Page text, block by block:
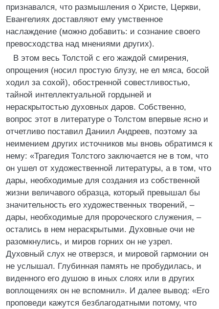
признавался, что размышления о Христе, Церкви,
Евангелиях доставляют ему умственное
наслаждение (можно добавить: и сознание своего
превосходства над мнениями других).
В этом весь Толстой с его жаждой смирения,
опрощения (носил простую блузу, не ел мяса, босой
ходил за сохой), обостренной совестливостью,
тайной интеллектуальной гордыней и
нераскрытостью духовных даров. Собственно,
вопрос этот в литературе о Толстом впервые ясно и
отчетливо поставил Даниил Андреев, поэтому за
неимением других источников мы вновь обратимся к
нему: «Трагедия Толстого заключается не в том, что
он ушел от художественной литературы, а в том, что
дары, необходимые для создания из собственной
жизни величавого образца, который превышал бы
значительность его художественных творений, –
дары, необходимые для пророческого служения, –
остались в нем нераскрытыми. Духовные очи не
разомкнулись, и миров горних он не узрел.
Духовный слух не отверзся, и мировой гармонии он
не услышал. Глубинная память не пробудилась, и
виденного его душою в иных слоях или в других
воплощениях он не вспомнил». И далее вывод: «Его
проповеди кажутся безблагодатными потому, что